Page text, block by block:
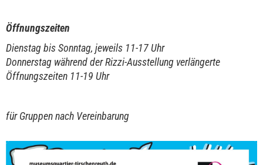
Öffnungszeiten
Dienstag bis Sonntag, jeweils 11-17 Uhr
Donnerstag während der Rizzi-Ausstellung verlängerte
Öffnungszeiten 11-19 Uhr
für Gruppen nach Vereinbarung